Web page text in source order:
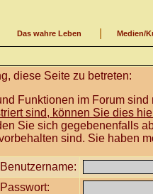
Das wahre Leben Medien/
diese Seite zu betreten:
Funktionen im Forum
sind, können Sie dies
Sie sich gegebenenfalls
sind. Sie haben
Benutzername:
Passwort: